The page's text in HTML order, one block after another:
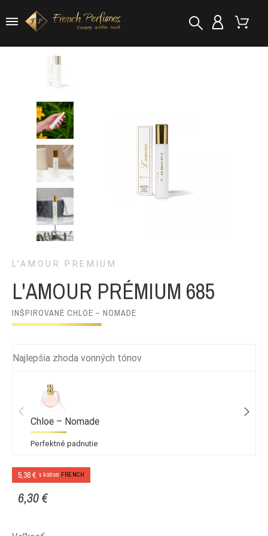
L’AMOUR PREMIUM
L'AMOUR PRÉMIUM 685
INŠPIROVANÉ CHLOE – NOMADE
Najlepšia zhoda vonných tónov
Chloe – Nomade
Perfektné padnutie
5,36 € s kódom FRENCH
6,30 €